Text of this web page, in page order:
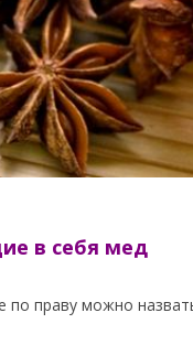
в себя мед
праву можно